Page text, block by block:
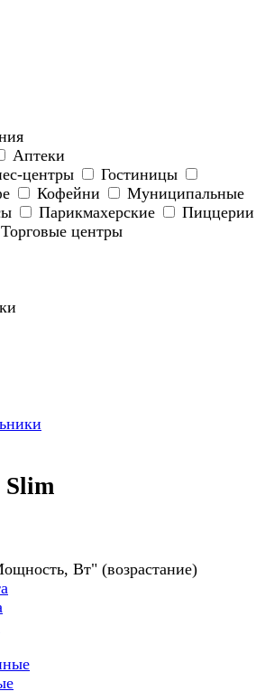
Аптеки
центры
Гостиницы
Кофейни
Муниципальные
Парикмахерские
Пиццерии
Торговые центры
Slim
Вт" (возрастание)